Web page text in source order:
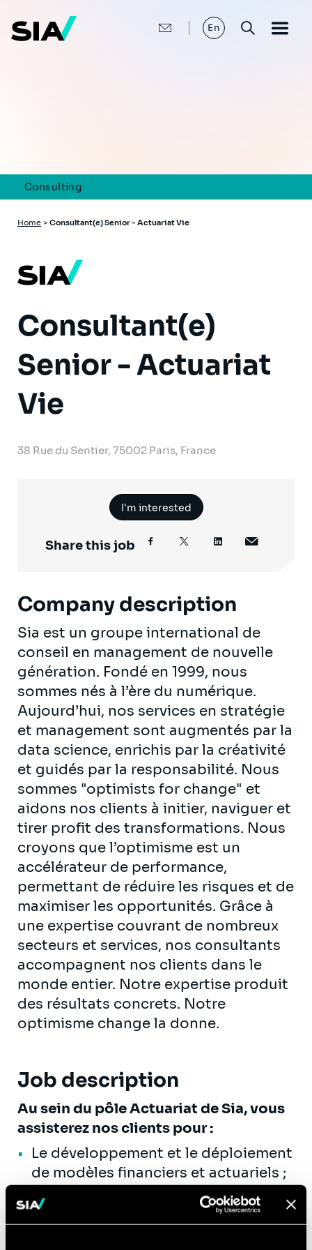
main
content
En
Consulting
Breadcrumb
Home > Consultant(e) Senior - Actuariat Vie
Consultant(e)
Senior - Actuariat
Vie
38 Rue du Sentier, 75002 Paris, France
I'm interested
Share this job
Company description
Sia est un groupe international de
conseil en management de nouvelle
génération. Fondé en 1999, nous
sommes nés à l’ère du numérique.
Aujourd’hui, nos services en stratégie
et management sont augmentés par la
data science, enrichis par la créativité
et guidés par la responsabilité. Nous
sommes "optimists for change" et
aidons nos clients à initier, naviguer et
tirer profit des transformations. Nous
croyons que l’optimisme est un
accélérateur de performance,
permettant de réduire les risques et de
maximiser les opportunités. Grâce à
une expertise couvrant de nombreux
secteurs et services, nos consultants
accompagnent nos clients dans le
monde entier. Notre expertise produit
des résultats concrets. Notre
optimisme change la donne.
Job description
Au sein du pôle Actuariat de Sia, vous
assisterez nos clients pour :
Le développement et le déploiement
de modèles financiers et actuariels ;
L’accompagnement du secteur à la
transformation en matière de